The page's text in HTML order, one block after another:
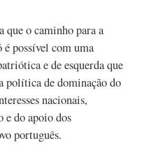
o caminho para a
é possível com uma
e de esquerda que
política de dominação do
nacionais,
e do apoio dos
português.